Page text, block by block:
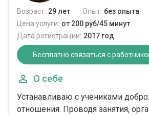
Возраст: 29 лет Опыт: без опыта
Цена услуги: от 200 руб/45 минут
Дата регистрации: 2017 год
Бесплатно связаться с
О себе
Устанавливаю с учениками
отношения. Проводя занятия,